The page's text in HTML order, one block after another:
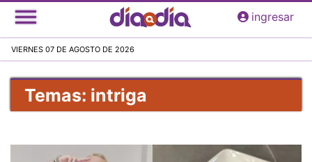
Pasar
al
principal
ingresar
VIERNES 07 DE AGOSTO DE 2026
Temas: intriga